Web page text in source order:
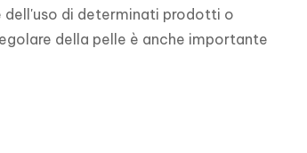
dell'uso di determinati prodotti o
della pelle è anche importante